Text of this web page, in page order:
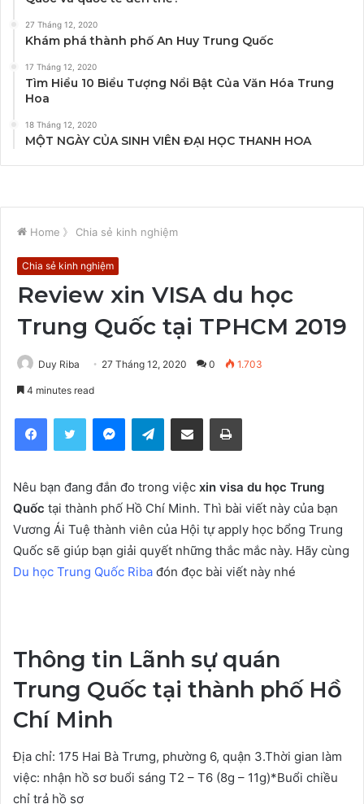
27 Tháng 12, 2020
Khám phá thành phố An Huy Trung Quốc
17 Tháng 12, 2020
Tìm Hiểu 10 Biểu Tượng Nổi Bật Của Văn Hóa Trung
Hoa
18 Tháng 12, 2020
MỘT NGÀY CỦA SINH VIÊN ĐẠI HỌC THANH HOA